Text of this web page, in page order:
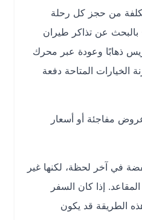
من حجز كل رحلة
عن تذاكر طيران
وعودة عبر محرك
المتاحة دفعة
أو أسعار
آخر لحظة، لكنها غير
إذا كان السفر
قد يكون